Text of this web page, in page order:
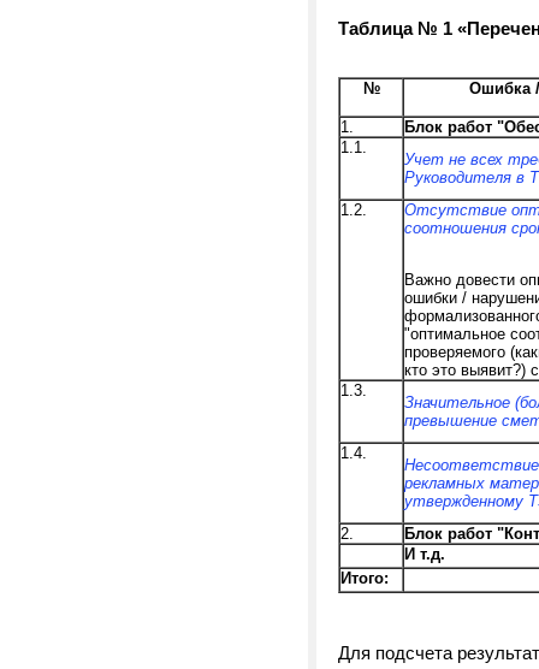
Таблица № 1
№ Ошибка
1.
Блок работ
1.1.
Учет не всех
Руководителя в
1.2.
Отсутствие
соотношения
Важно довести
ошибки /
"оптимальное
проверяемого
кто это выявит?)
1.3.
Значительное
превышение
1.4.
рекламных
утвержденному
2.
Блок работ
И т.д.
Итого:
Для подсчета